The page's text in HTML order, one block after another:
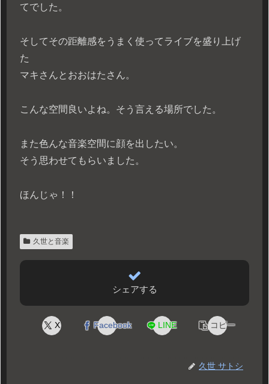
てでした。
そしてその距離感をうまく使ってライブを盛り上げ
た
マキさんとおおはたさん。
こんな空間良いよね。そう言える場所でした。
また色んな音楽空間に顔を出したい。
そう思わせてもらいました。
ほんじゃ！！
久世と音楽
シェアする
X Facebook LINE コピー
久世 サトシ